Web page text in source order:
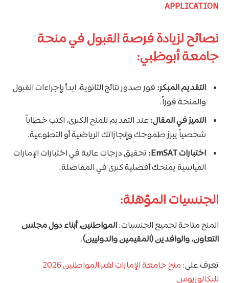
APPLICATION
نصائح لزيادة فرصة القبول في منحة
جامعة أبوظبي:
التقديم المبكر: فور صدور نتائج الثانوية، ابدأ بإجراءات القبول
والمنحة فوراً.
التميز في المقال: عند التقديم للمنح الكبرى، اكتب خطاباً
شخصياً يبرز طموحك وإنجازاتك الرياضية أو التطوعية.
اختبارات EmSAT:
تحقيق درجات عالية في اختبارات الإمارات
القياسية يمنحك أفضلية كبرى في المفاضلة.
الجنسيات المؤهلة:
المنح متاحة لجميع الجنسيات:المواطنين، أبناء دول مجلس
التعاون، والوافدين (المقيمين والدوليين).
تعرف على:
منح جامعة الإمارات لغير المواطنين 2026
للبكالوريوس